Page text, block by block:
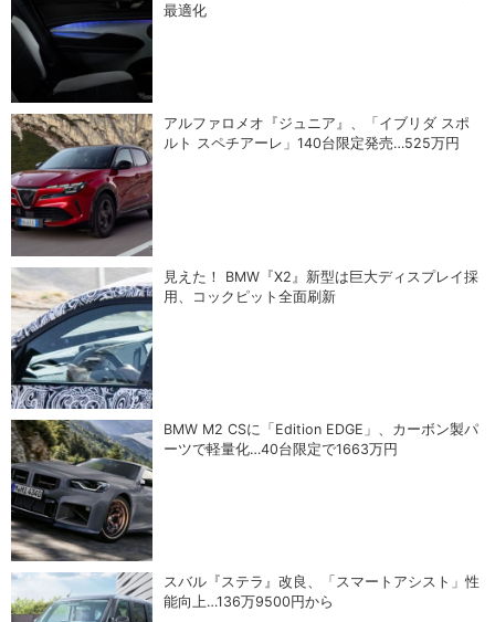
最適化
アルファロメオ『ジュニア』、「イブリダ スポ
ルト スペチアーレ」140台限定発売…525万円
見えた！ BMW『X2』新型は巨大ディスプレイ採
用、コックピット全面刷新
BMW M2 CSに「Edition EDGE」、カーボン製パ
ーツで軽量化…40台限定で1663万円
スバル『ステラ』改良、「スマートアシスト」性
能向上…136万9500円から